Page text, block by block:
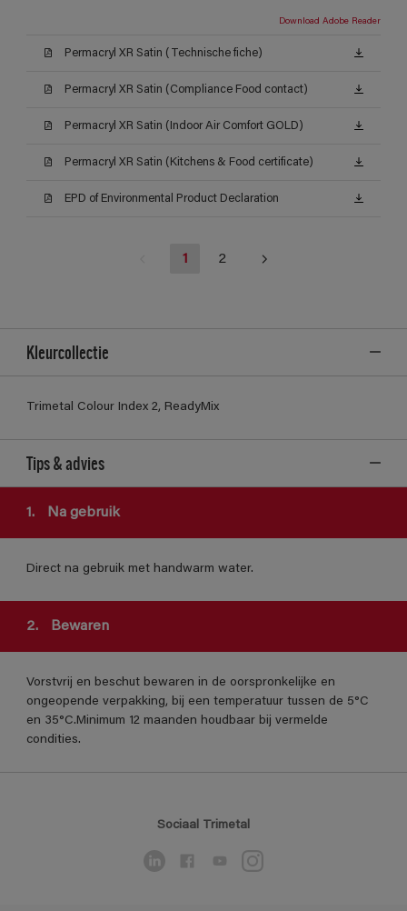
Download Adobe Reader
Permacryl XR Satin (Technische fiche)
Permacryl XR Satin (Compliance Food contact)
Permacryl XR Satin (Indoor Air Comfort GOLD)
Permacryl XR Satin (Kitchens & Food certificate)
EPD of Environmental Product Declaration
1 2
Kleurcollectie
Trimetal Colour Index 2, ReadyMix
Tips & advies
1. Na gebruik
Direct na gebruik met handwarm water.
2. Bewaren
Vorstvrij en beschut bewaren in de oorspronkelijke en
ongeopende verpakking, bij een temperatuur tussen de 5°C
en 35°C.Minimum 12 maanden houdbaar bij vermelde
condities.
Sociaal Trimetal